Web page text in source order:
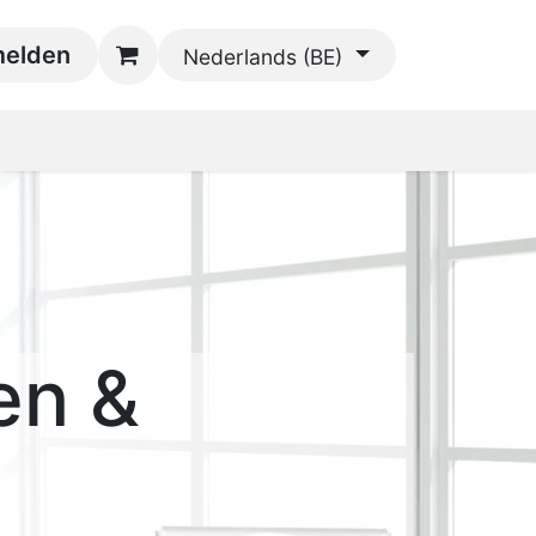
Contact Nederlands (BE)
&